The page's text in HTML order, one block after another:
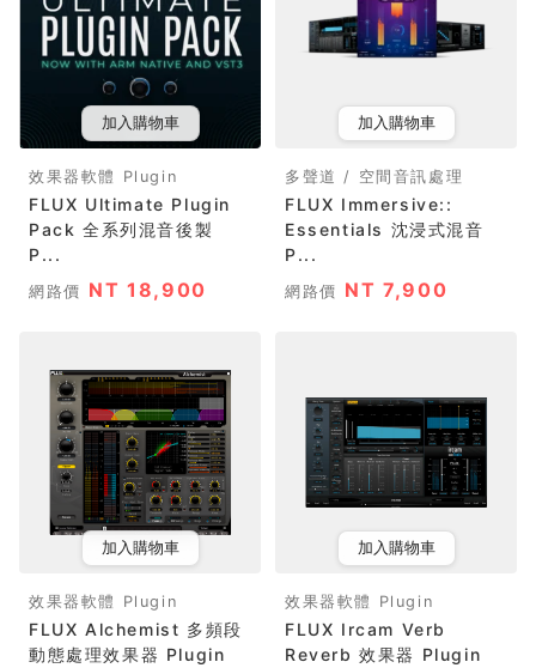
加入購物車
效果器軟體 Plugin
FLUX Ultimate Plugin
Pack 全系列混音後製
P...
網路價 NT 18,900
加入購物車
多聲道 / 空間音訊處理
FLUX Immersive::
Essentials 沈浸式混音
P...
網路價 NT 7,900
加入購物車
效果器軟體 Plugin
FLUX Alchemist 多頻段
動態處理效果器 Plugin
加入購物車
效果器軟體 Plugin
FLUX Ircam Verb
Reverb 效果器 Plugin